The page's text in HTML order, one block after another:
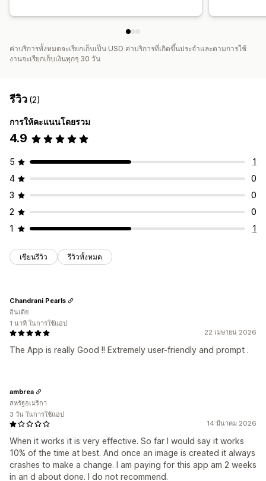
ค่าบริการทั้งหมดจะเรียกเก็บเป็น USD ค่าบริการที่เกิดขึ้นประจำและตามการใช้
งานจะเรียกเก็บเงินทุกๆ 30 วัน
รีวิว (2)
การให้คะแนนโดยรวม
4.9
5
1
4
0
3
0
2
0
1
1
เขียนรีวิว รีวิวทั้งหมด
22 เมษายน 2026
The App is really Good !! Extremely user-friendly and prompt .
Chandrani Pearls
อินเดีย
1 นาที ในการใช้แอป
14 มีนาคม 2026
When it works it is very effective. So far I would say it works
10% of the time at best. And once an image is created it always
crashes to make a change. I am paying for this app am 2 weeks
in an d about done. I do not recommend.
ambrea
สหรัฐอเมริกา
3 วัน ในการใช้แอป